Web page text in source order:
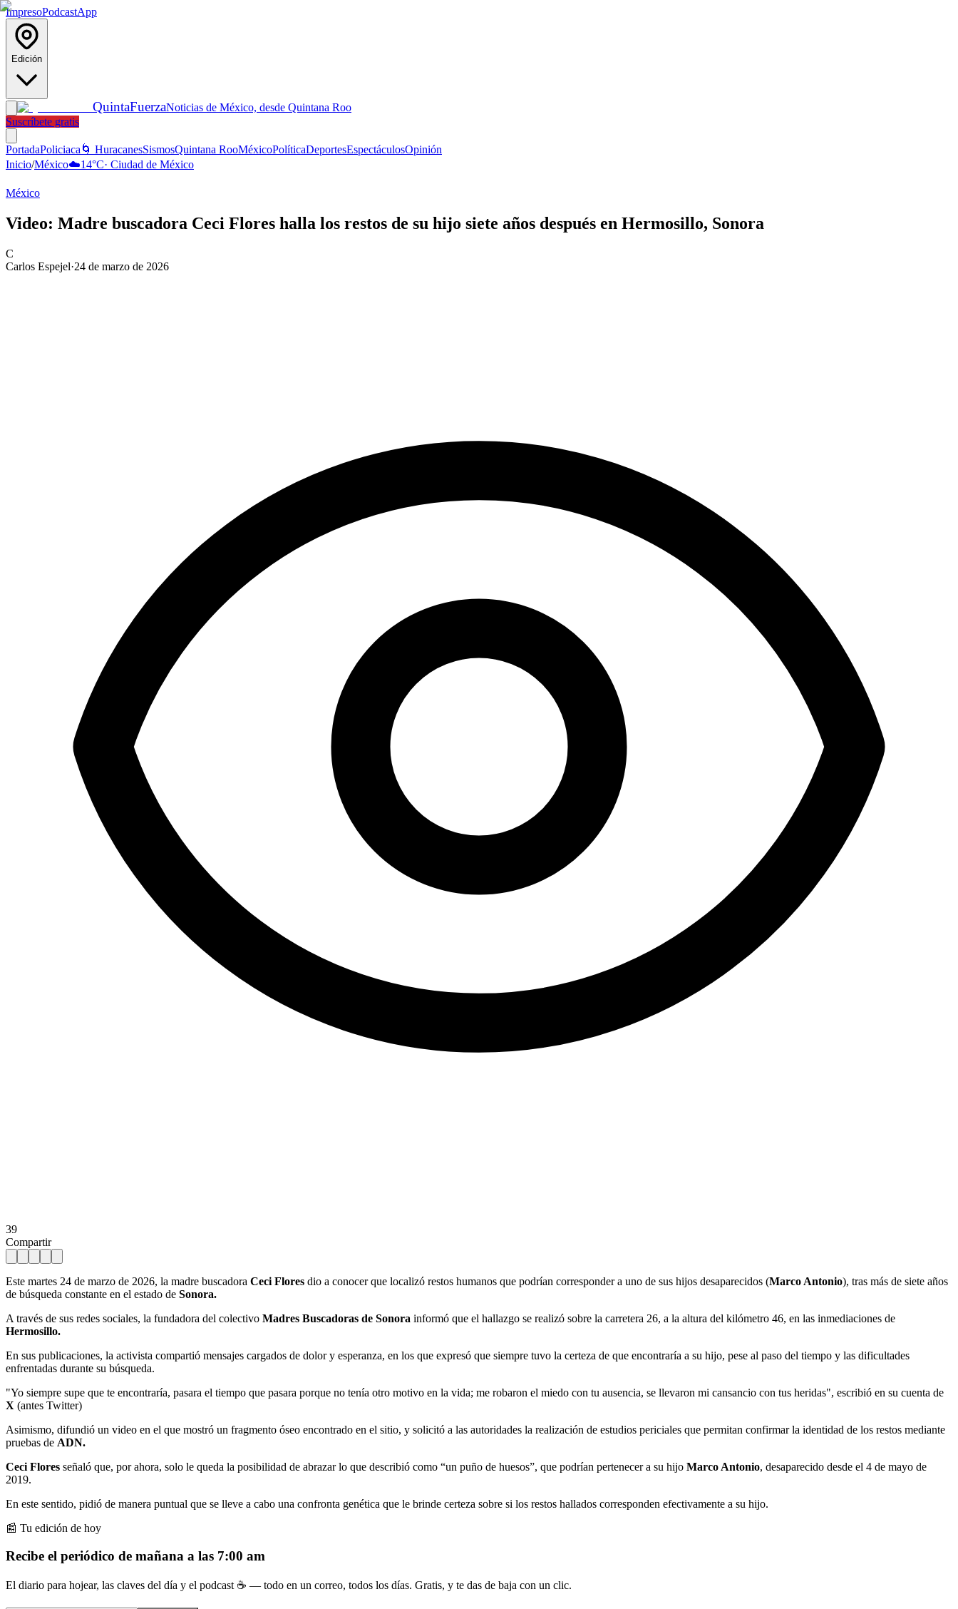
ImpresoPodcastApp
Edición
QuintaFuerzaNoticias de México, desde Quintana Roo
Suscríbete gratis
PortadaPoliciaca 🌀 HuracanesSismosQuintana RooMéxicoPolíticaDeportesEspectáculosOpinión
Inicio/México☁️14°C· Ciudad de México
México
Video: Madre buscadora Ceci Flores halla los restos de su hijo siete años después en Hermosillo, Sonora
C
Carlos Espejel·24 de marzo de 2026
39
Compartir
Este martes 24 de marzo de 2026, la madre buscadora Ceci Flores dio a conocer que localizó restos humanos que podrían corresponder a uno de sus hijos desaparecidos (Marco Antonio), tras más de siete años
de búsqueda constante en el estado de Sonora.
A través de sus redes sociales, la fundadora del colectivo Madres Buscadoras de Sonora informó que el hallazgo se realizó sobre la carretera 26, a la altura del kilómetro 46, en las inmediaciones de
Hermosillo.
En sus publicaciones, la activista compartió mensajes cargados de dolor y esperanza, en los que expresó que siempre tuvo la certeza de que encontraría a su hijo, pese al paso del tiempo y las dificultades
enfrentadas durante su búsqueda.
"Yo siempre supe que te encontraría, pasara el tiempo que pasara porque no tenía otro motivo en la vida; me robaron el miedo con tu ausencia, se llevaron mi cansancio con tus heridas", escribió en su cuenta de
X (antes Twitter)
Asimismo, difundió un video en el que mostró un fragmento óseo encontrado en el sitio, y solicitó a las autoridades la realización de estudios periciales que permitan confirmar la identidad de los restos mediante
pruebas de ADN.
Ceci Flores señaló que, por ahora, solo le queda la posibilidad de abrazar lo que describió como “un puño de huesos”, que podrían pertenecer a su hijo Marco Antonio, desaparecido desde el 4 de mayo de
2019.
En este sentido, pidió de manera puntual que se lleve a cabo una confronta genética que le brinde certeza sobre si los restos hallados corresponden efectivamente a su hijo.
📰 Tu edición de hoy
Recibe el periódico de mañana a las 7:00 am
El diario para hojear, las claves del día y el podcast ☕ — todo en un correo, todos los días. Gratis, y te das de baja con un clic.